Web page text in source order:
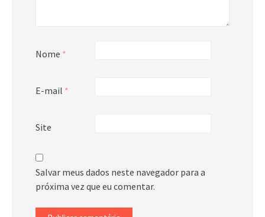
Nome *
E-mail *
Site
Salvar meus dados neste navegador para a
próxima vez que eu comentar.